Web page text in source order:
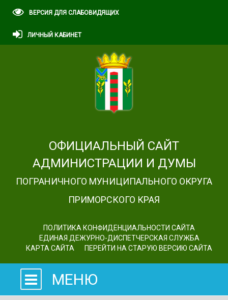
ВЕРСИЯ ДЛЯ СЛАБОВИДЯЩИХ
ЛИЧНЫЙ КАБИНЕТ
ОФИЦИАЛЬНЫЙ САЙТ
АДМИНИСТРАЦИИ И ДУМЫ
ПОГРАНИЧНОГО МУНИЦИПАЛЬНОГО ОКРУГА
ПРИМОРСКОГО КРАЯ
ПОЛИТИКА КОНФИДЕНЦИАЛЬНОСТИ САЙТА
ЕДИНАЯ ДЕЖУРНО-ДИСПЕТЧЕРСКАЯ СЛУЖБА
КАРТА САЙТА
ПЕРЕЙТИ НА СТАРУЮ ВЕРСИЮ САЙТА
МЕНЮ